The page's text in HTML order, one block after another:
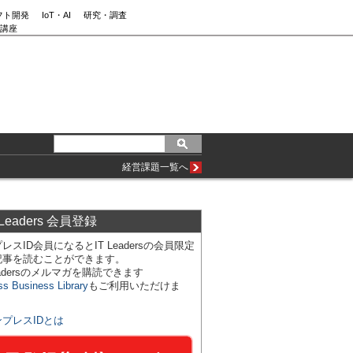
ト開発 IoT・AI
研究・調査
座
経営課題一覧へ
会員登録
スID会員になるとIT Leadersの会員限定
を読むことができます。
のメルマガを購読できます
Business Libraryもご利用いただけま
プレスIDとは